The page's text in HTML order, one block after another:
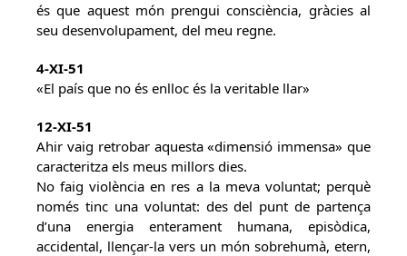
és que aquest món prengui consciència, gràcies al
seu desenvolupament, del meu regne.
4-XI-51
«El país que no és enlloc és la veritable llar»
12-XI-51
Ahir vaig retrobar aquesta «dimensió immensa» que
caracteritza els meus millors dies.
No faig violència en res a la meva voluntat; perquè
només tinc una voluntat: des del punt de partença
d’una energia enterament humana, episòdica,
accidental, llençar-la vers un món sobrehumà, etern,